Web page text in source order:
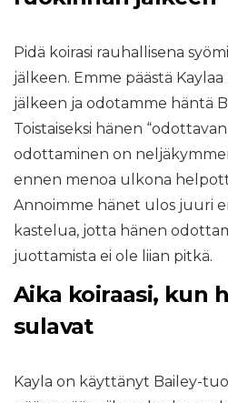
Pidä koirasi rauhallisena
jälkeen. Emme päästä
jälkeen ja odotamme häntä
Toistaiseksi hänen
odottaminen on
ennen menoa ulkona
Annoimme hänet ulos juuri
kastelua, jotta hänen
juottamista ei ole liian pitkä.
Aika koiraasi, kun
sulavat
Kayla on käyttänyt Bailey-